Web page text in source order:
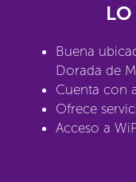
Buena
Dorada de
Cuenta con
Ofrece
Acceso a